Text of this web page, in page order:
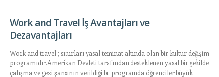
Work and Travel İş Avantajları ve
Dezavantajları
Work and travel ; sınırları yasal teminat altında olan bir kültür değişim
programıdır.Amerikan Devleti tarafından desteklenen yasal bir şekilde
çalışma ve gezi şansının verildiği bu programda öğrenciler büyük